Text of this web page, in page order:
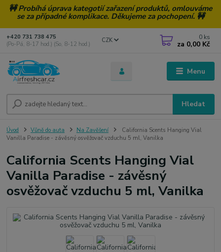
🚧 Probíhá úprava kategotií zařazení produktů, omlouváme
se za případné komplikace. Děkujeme za pochopení. 🚧
Menu
CZK
Hledat
+420 731 738 475
(Po-Pá, 8-17 hod.) (So, 8-12 hod.)
0 ks
za 0,00 Kč
Úvod Vůně do auta Na Zavěšení
California Scents Hanging Vial
Vanilla Paradise - závěsný osvěžovač vzduchu 5 ml, Vanilka
California Scents Hanging Vial
Vanilla Paradise - závěsný
osvěžovač vzduchu 5 ml, Vanilka